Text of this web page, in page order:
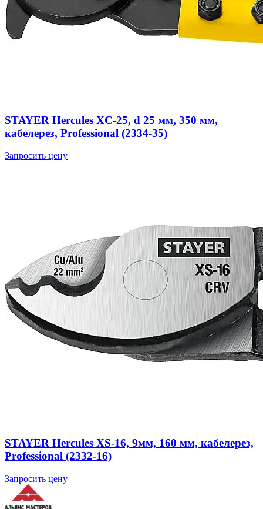
STAYER Hercules XC-25, d 25 мм, 350 мм,
кабелерез, Professional (2334-35)
Запросить цену
STAYER Hercules XS-16, 9мм, 160 мм, кабелерез,
Professional (2332-16)
Запросить цену